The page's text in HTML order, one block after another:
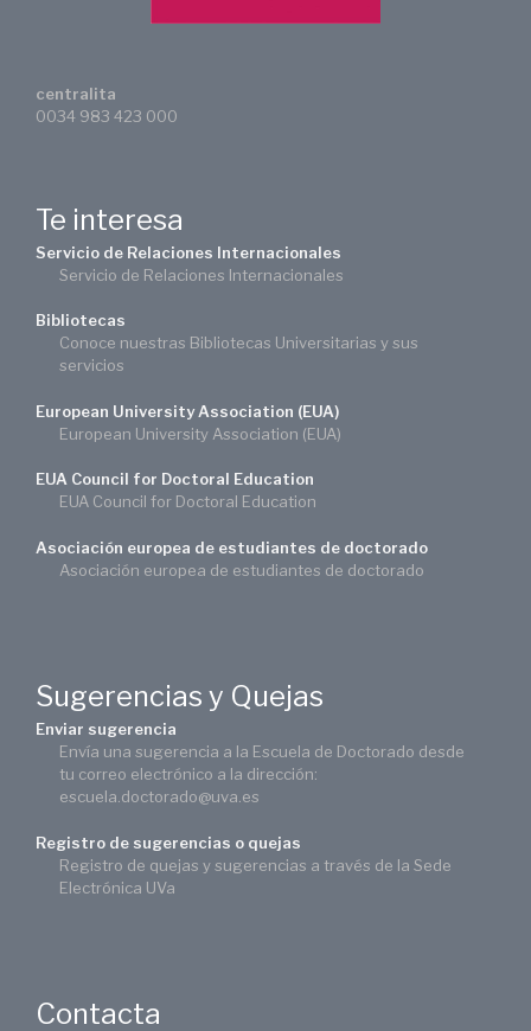
centralita
0034 983 423 000
Te interesa
Servicio de Relaciones Internacionales
Servicio de Relaciones Internacionales
Bibliotecas
Conoce nuestras Bibliotecas Universitarias y sus
servicios
European University Association (EUA)
European University Association (EUA)
EUA Council for Doctoral Education
EUA Council for Doctoral Education
Asociación europea de estudiantes de doctorado
Asociación europea de estudiantes de doctorado
Sugerencias y Quejas
Enviar sugerencia
Envía una sugerencia a la Escuela de Doctorado desde
tu correo electrónico a la dirección:
escuela.doctorado@uva.es
Registro de sugerencias o quejas
Registro de quejas y sugerencias a través de la Sede
Electrónica UVa
Contacta